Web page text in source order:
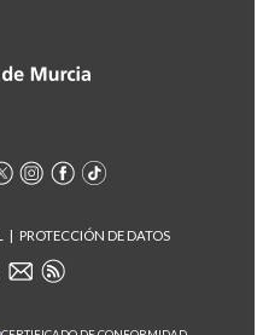
PROTECCIÓN DE DATOS